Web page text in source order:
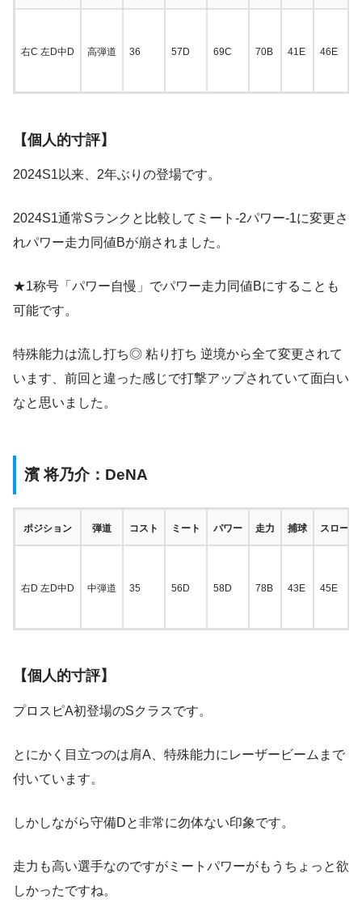
右C 左D中D 高弾道 36 57D 69C 70B 41E 46E
【個人的寸評】
2024S1以来、2年ぶりの登場です。
2024S1通常Sランクと比較してミート-2パワー-1に変更さ
れパワー走力同値Bが崩されました。
★1称号「パワー自慢」でパワー走力同値Bにすることも
可能です。
特殊能力は流し打ち◎ 粘り打ち 逆境から全て変更されて
います、前回と違った感じで打撃アップされていて面白い
なと思いました。
濱 将乃介：DeNA
ポジション 弾道 コスト ミート パワー 走力 捕球 スローイ
右D 左D中D 中弾道 35 56D 58D 78B 43E 45E
【個人的寸評】
プロスピA初登場のSクラスです。
とにかく目立つのは肩A、特殊能力にレーザービームまで
付いています。
しかしながら守備Dと非常に勿体ない印象です。
走力も高い選手なのですがミートパワーがもうちょっと欲
しかったですね。